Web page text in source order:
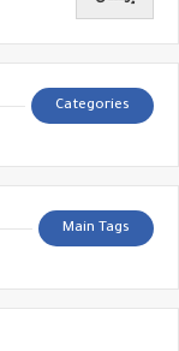
Categories
Main Tags